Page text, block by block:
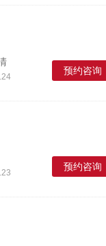
预约咨询
预约咨询